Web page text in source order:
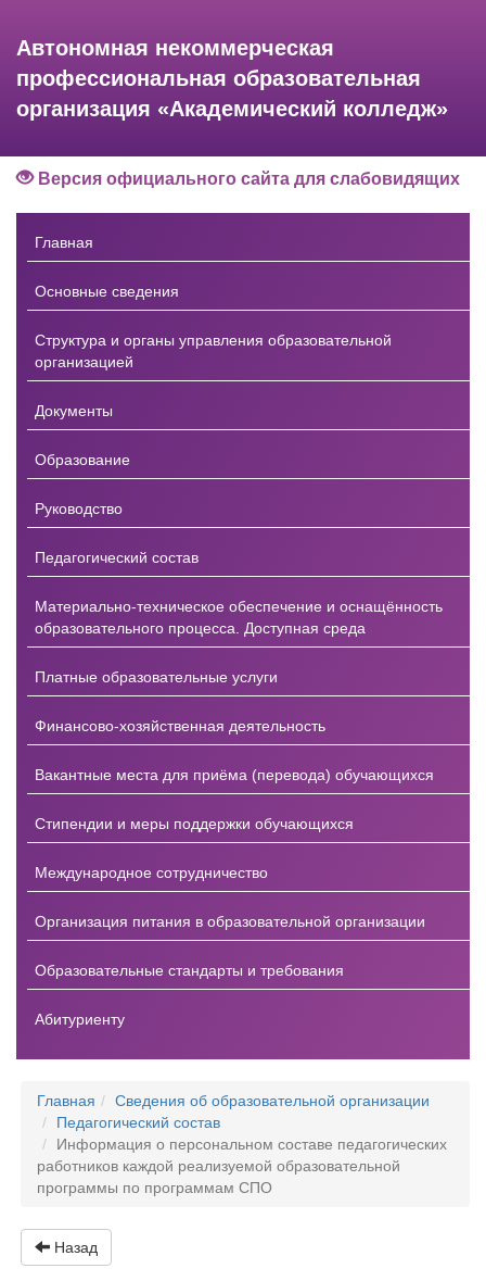
Автономная некоммерческая
профессиональная образовательная
организация «Академический колледж»
Версия официального сайта для слабовидящих
Главная
Основные сведения
Структура и органы управления образовательной
организацией
Документы
Образование
Руководство
Педагогический состав
Материально-техническое обеспечение и оснащённость
образовательного процесса. Доступная среда
Платные образовательные услуги
Финансово-хозяйственная деятельность
Вакантные места для приёма (перевода) обучающихся
Стипендии и меры поддержки обучающихся
Международное сотрудничество
Организация питания в образовательной организации
Образовательные стандарты и требования
Абитуриенту
Главная
Сведения об образовательной организации
Педагогический состав
Информация о персональном составе педагогических
работников каждой реализуемой образовательной
программы по программам СПО
Назад